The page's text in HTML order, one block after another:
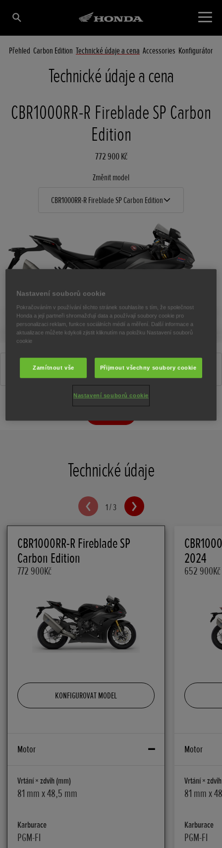
Přehled Carbon Edition Technické údaje a cena Accessories Konfigurátor
Technické údaje a cena
CBR1000RR-R Fireblade SP Carbon
Edition
772 900 Kč
Změnit model
CBR1000RR-R Fireblade SP Carbon Edition
Matte Pearl Morion Black
Technické údaje
1/3
CBR1000RR-R Fireblade SP
Carbon Edition
772 900Kč
KONFIGUROVAT MODEL
Motor
Vrtání × zdvih (mm)
81 mm x 48,5 mm
Karburace
PGM-FI
2024
652 900Kč
Motor
Vrtání ×
81 mm x
Karburace
PGM-FI
Nastavení souborů cookie
Pokračováním v používání těchto stránek souhlasíte s tím, že společnost
Honda a její partneři shromažďují data a používají soubory cookie pro
personalizaci reklam, funkce sociálních médií a měření. Další informace a
aktualizace můžete kdykoli zjistit kliknutím na položku Nastavení souborů
cookie
Zamítnout vše Přijmout všechny soubory cookie
Nastavení souborů cookie